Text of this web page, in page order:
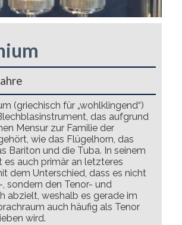
(griechisch für „wohlklingend“)
das aufgrund
Mensur zur Familie der
wie das Flügelhorn, das
Bariton und die Tuba. In seinem
es auch primär an letzteres
dem Unterschied, dass es nicht
sondern den Tenor- und
abzielt, weshalb es gerade im
auch häufig als Tenor
wird.